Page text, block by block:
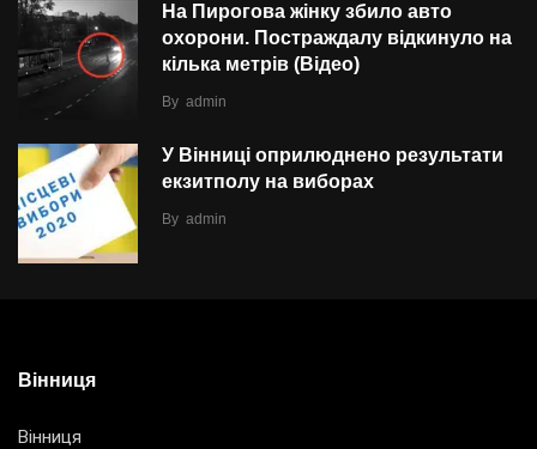
На Пирогова жінку збило авто
охорони. Постраждалу відкинуло на
кілька метрів (Відео)
By admin
У Вінниці оприлюднено результати
екзитполу на виборах
By admin
Вінниця
Вінниця